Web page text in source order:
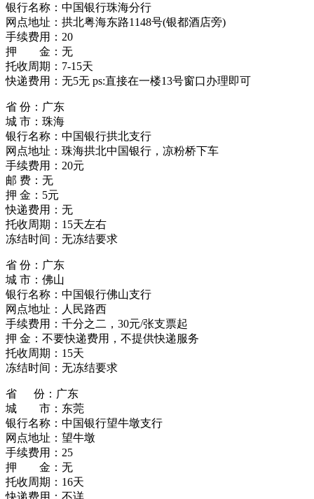
银行名称：中国银行珠海分行
网点地址：拱北粤海东路1148号(银都酒店旁)
手续费用：20
押 金：无
托收周期：7-15天
快递费用：无5无 ps:直接在一楼13号窗口办理即可
省 份：广东
城 市：珠海
银行名称：中国银行拱北支行
网点地址：珠海拱北中国银行，凉粉桥下车
手续费用：20元
邮 费：无
押 金：5元
快递费用：无
托收周期：15天左右
冻结时间：无冻结要求
省 份：广东
城 市：佛山
银行名称：中国银行佛山支行
网点地址：人民路西
手续费用：千分之二，30元/张支票起
押 金：不要快递费用，不提供快递服务
托收周期：15天
冻结时间：无冻结要求
省 份：广东
城 市：东莞
银行名称：中国银行望牛墩支行
网点地址：望牛墩
手续费用：25
押 金：无
托收周期：16天
快递费用：不详